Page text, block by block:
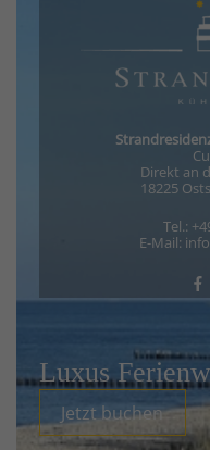
Direkt an
18225
Tel.:
E-Mail:
Luxus
Jetzt buchen